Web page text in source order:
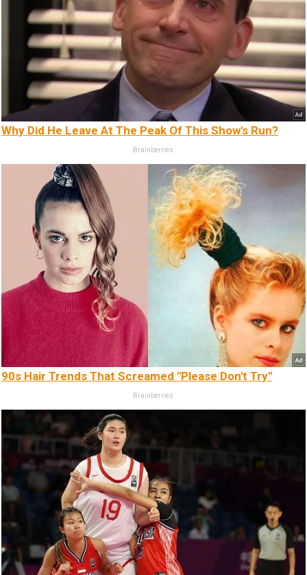
Why Did He Leave At The Peak Of This Show's Run?
Brainberries
90s Hair Trends That Screamed "Please Don't Try"
Brainberries